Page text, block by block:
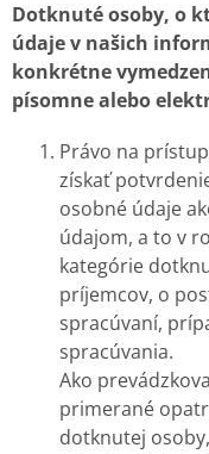
Dotknuté osoby, o
údaje v našich
konkrétne
písomne alebo
Právo na
získať
osobné údaje
údajom, a to v
kategórie
príjemcov, o
spracúvaní,
spracúvania.
Ako
primerané
dotknutej